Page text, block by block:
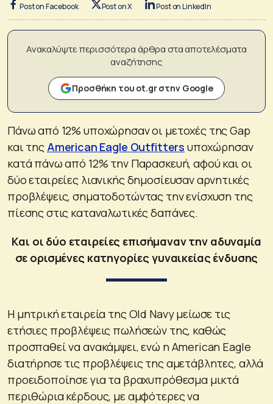
Post on Facebook Post on X Post on LinkedIn
Ανακαλύψτε περισσότερα άρθρα στα αποτελέσματα
αναζήτησης
Προσθήκη του ot.gr στην Google
Πάνω από 12% υποχώρησαν οι μετοχές της Gap
και της American Eagle Outfitters υποχώρησαν
κατά πάνω από 12% την Παρασκευή, αφού και οι
δύο εταιρείες λιανικής δημοσίευσαν αρνητικές
προβλέψεις, σηματοδοτώντας την ενίσχυση της
πίεσης στις καταναλωτικές δαπάνες.
Και οι δύο εταιρείες επισήμαναν την αδυναμία
σε ορισμένες κατηγορίες γυναικείας ένδυσης
Η μητρική εταιρεία της Old Navy μείωσε τις
ετήσιες προβλέψεις πωλήσεών της, καθώς
προσπαθεί να ανακάμψει, ενώ η American Eagle
διατήρησε τις προβλέψεις της αμετάβλητες, αλλά
προειδοποίησε για τα βραχυπρόθεσμα μικτά
περιθώρια κέρδους, με αμφότερες να